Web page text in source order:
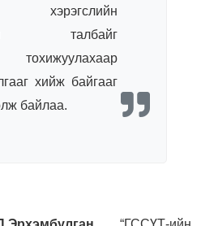
хэрэгслийн
талбайг
тохижуулахаар
хийж байгааг
байлаа.